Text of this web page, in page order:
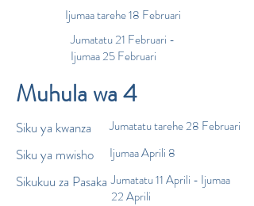
Ijumaa tarehe 18 Februari
Jumatatu 21 Februari -
Ijumaa 25 Februari
Muhula wa 4
Siku ya kwanza Jumatatu tarehe 28 Februari
Siku ya mwisho Ijumaa Aprili 8
Sikukuu za Pasaka Jumatatu 11 Aprili - Ijumaa
22 Aprili